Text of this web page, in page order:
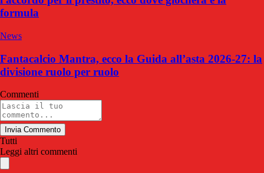
formula
News
Fantacalcio Mantra, ecco la Guida all’asta 2026-27: la
divisione ruolo per ruolo
Commenti
Invia Commento
Tutti
Leggi altri commenti